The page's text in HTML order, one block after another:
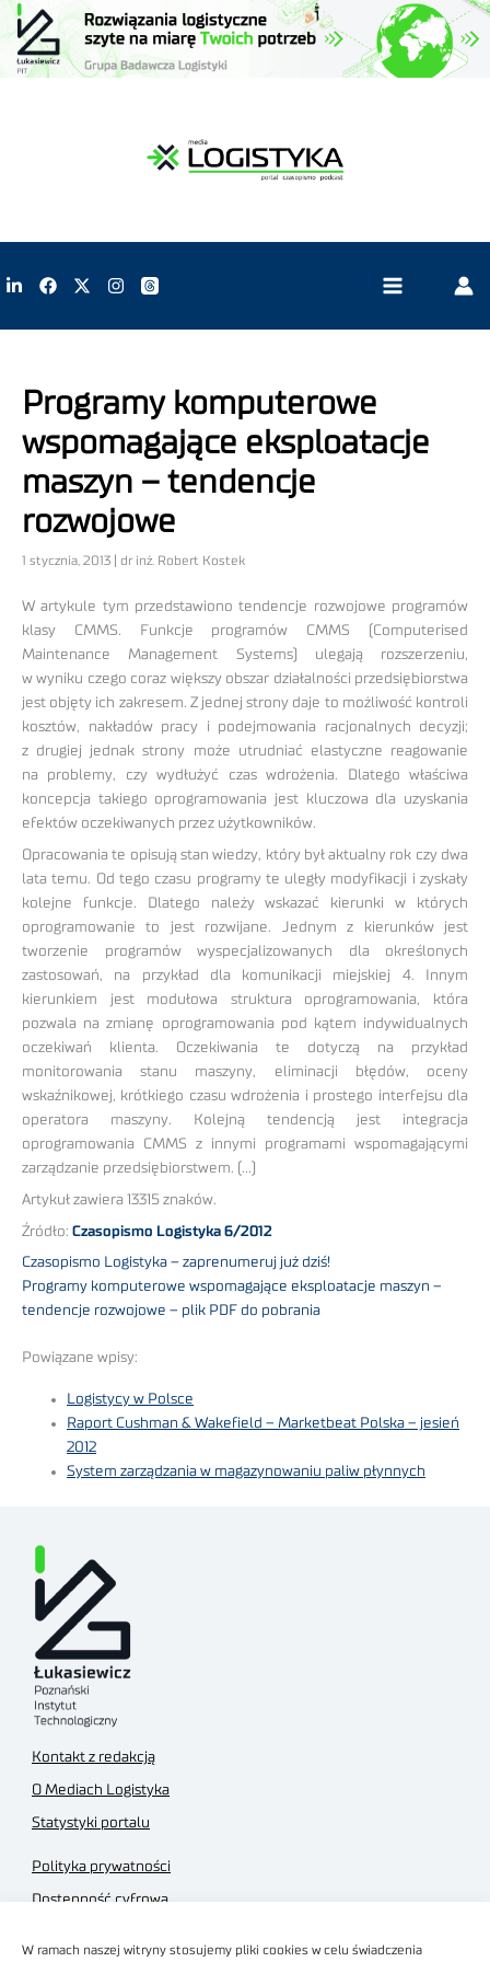
W ramach naszej witryny stosujemy pliki cookies w celu świadczenia
Programy komputerowe
wspomagające eksploatacje
maszyn – tendencje
rozwojowe
1 stycznia, 2013 | dr inż. Robert Kostek
W artykule tym przedstawiono tendencje rozwojowe programów
klasy CMMS. Funkcje programów CMMS (Computerised
Maintenance Management Systems) ulegają rozszerzeniu,
w wyniku czego coraz większy obszar działalności przedsiębiorstwa
jest objęty ich zakresem. Z jednej strony daje to możliwość kontroli
kosztów, nakładów pracy i podejmowania racjonalnych decyzji;
z drugiej jednak strony może utrudniać elastyczne reagowanie
na problemy, czy wydłużyć czas wdrożenia. Dlatego właściwa
koncepcja takiego oprogramowania jest kluczowa dla uzyskania
efektów oczekiwanych przez użytkowników.
Opracowania te opisują stan wiedzy, który był aktualny rok czy dwa
lata temu. Od tego czasu programy te uległy modyfikacji i zyskały
kolejne funkcje. Dlatego należy wskazać kierunki w których
oprogramowanie to jest rozwijane. Jednym z kierunków jest
tworzenie programów wyspecjalizowanych dla określonych
zastosowań, na przykład dla komunikacji miejskiej 4. Innym
kierunkiem jest modułowa struktura oprogramowania, która
pozwala na zmianę oprogramowania pod kątem indywidualnych
oczekiwań klienta. Oczekiwania te dotyczą na przykład
monitorowania stanu maszyny, eliminacji błędów, oceny
wskaźnikowej, krótkiego czasu wdrożenia i prostego interfejsu dla
operatora maszyny. Kolejną tendencją jest integracja
oprogramowania CMMS z innymi programami wspomagającymi
zarządzanie przedsiębiorstwem. (…)
Artykuł zawiera 13315 znaków.
Źródło: Czasopismo Logistyka 6/2012
Czasopismo Logistyka – zaprenumeruj już dziś!
Programy komputerowe wspomagające eksploatacje maszyn –
tendencje rozwojowe – plik PDF do pobrania
Powiązane wpisy:
Logistycy w Polsce
Raport Cushman & Wakefield – Marketbeat Polska – jesień
2012
System zarządzania w magazynowaniu paliw płynnych
Kontakt z redakcją
O Mediach Logistyka
Statystyki portalu
Polityka prywatności
Dostępność cyfrowa